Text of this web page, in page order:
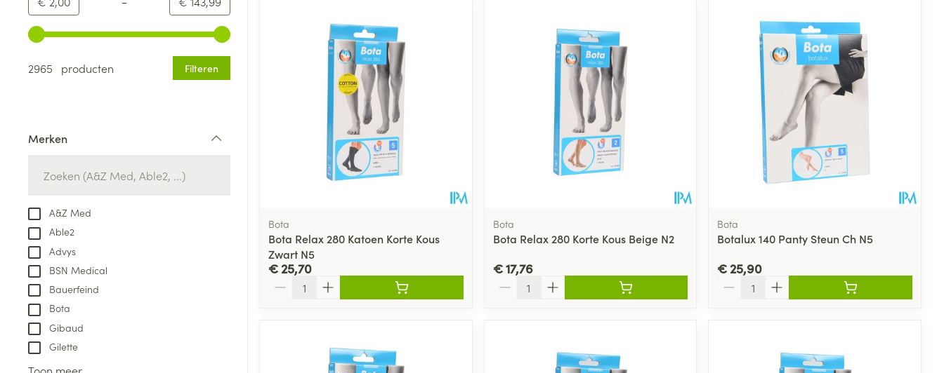
Gebruik de pijltjestoetsen links en rechts om de minimale en maximale prijswaarden aan te passen.
2965 producten
Filteren
Merken
A&Z Med
Able2
Advys
BSN Medical
Bauerfeind
Bota
Gibaud
Gilette
Bota
Bota Relax 280 Katoen Korte Kous
Zwart N5
€ 25,70
Bota
Bota Relax 280 Korte Kous Beige N2
€ 17,76
Bota
Botalux 140 Panty Steun Ch N5
€ 25,90